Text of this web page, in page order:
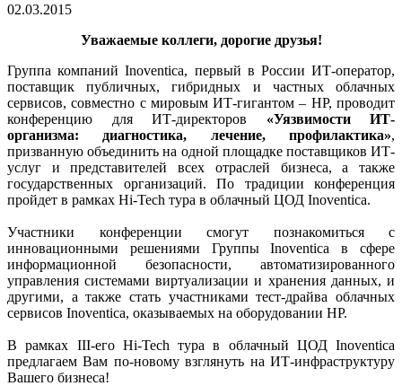
02.03.2015
Уважаемые коллеги, дорогие друзья!
Группа компаний Inoventica, первый в России ИТ-оператор,
поставщик публичных, гибридных и частных облачных
сервисов, совместно с мировым ИТ-гигантом – HP, проводит
конференцию для ИТ-директоров «Уязвимости ИТ-
организма: диагностика, лечение, профилактика»,
призванную объединить на одной площадке поставщиков ИТ-
услуг и представителей всех отраслей бизнеса, а также
государственных организаций. По традиции конференция
пройдет в рамках Hi-Tech тура в облачный ЦОД Inoventica.
Участники конференции смогут познакомиться с
инновационными решениями Группы Inoventica в сфере
информационной безопасности, автоматизированного
управления системами виртуализации и хранения данных, и
другими, а также стать участниками тест-драйва облачных
сервисов Inoventica, оказываемых на оборудовании HP.
В рамках III-его Hi-Tech тура в облачный ЦОД Inoventica
предлагаем Вам по-новому взглянуть на ИТ-инфраструктуру
Вашего бизнеса!